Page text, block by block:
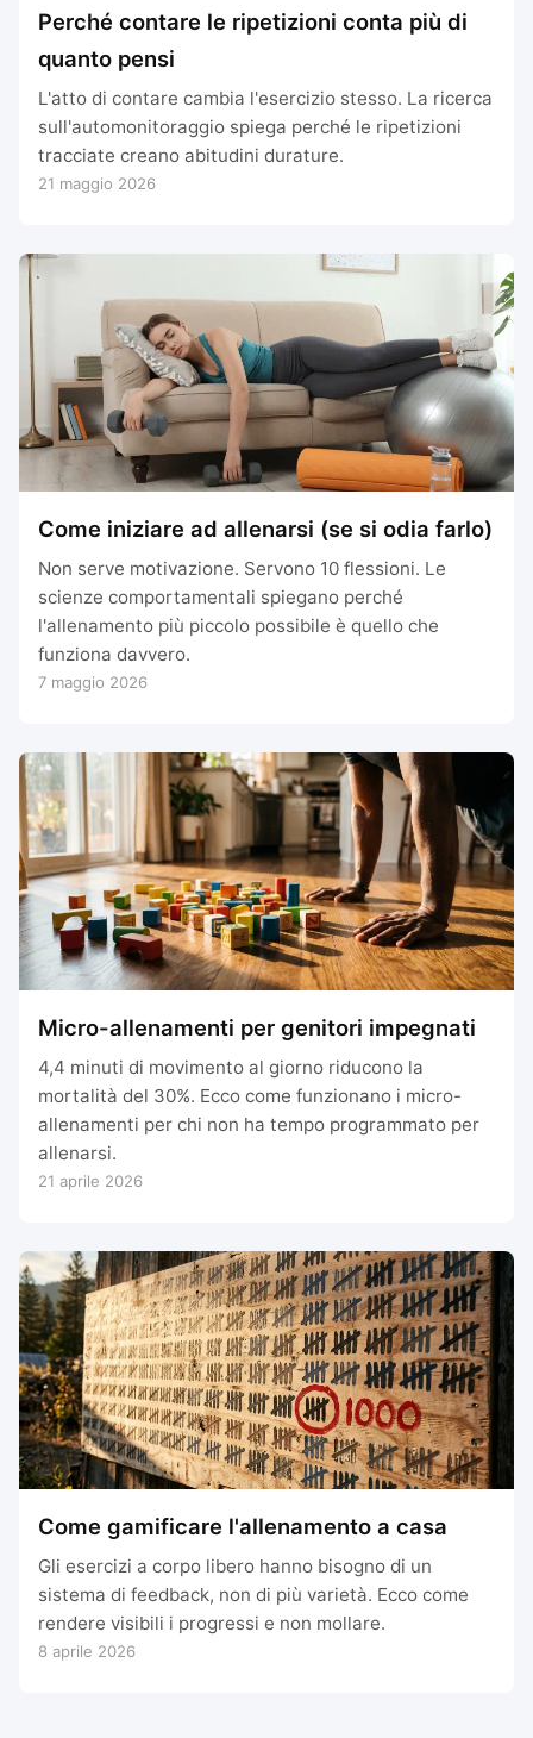
Perché contare le ripetizioni conta più di
quanto pensi
L'atto di contare cambia l'esercizio stesso. La ricerca
sull'automonitoraggio spiega perché le ripetizioni
tracciate creano abitudini durature.
21 maggio 2026
Come iniziare ad allenarsi (se si odia farlo)
Non serve motivazione. Servono 10 flessioni. Le
scienze comportamentali spiegano perché
l'allenamento più piccolo possibile è quello che
funziona davvero.
7 maggio 2026
Micro-allenamenti per genitori impegnati
4,4 minuti di movimento al giorno riducono la
mortalità del 30%. Ecco come funzionano i micro-
allenamenti per chi non ha tempo programmato per
allenarsi.
21 aprile 2026
Come gamificare l'allenamento a casa
Gli esercizi a corpo libero hanno bisogno di un
sistema di feedback, non di più varietà. Ecco come
rendere visibili i progressi e non mollare.
8 aprile 2026